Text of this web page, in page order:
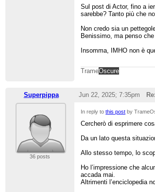
Sul post di Actor, fino a
sarebbe? Tanto più che
Non credo sia un
Benissimo, ma penso
Insomma, IMHO non è
TrameOscure
Superpippa Jun 22, 2025; 7:35pm
36 posts
In reply tothis post by
Cercherò di esprimere
Da un lato questa
Allo stesso tempo, lo
Ho l’impressione che
accada mai.
Altrimenti l’enciclopedia